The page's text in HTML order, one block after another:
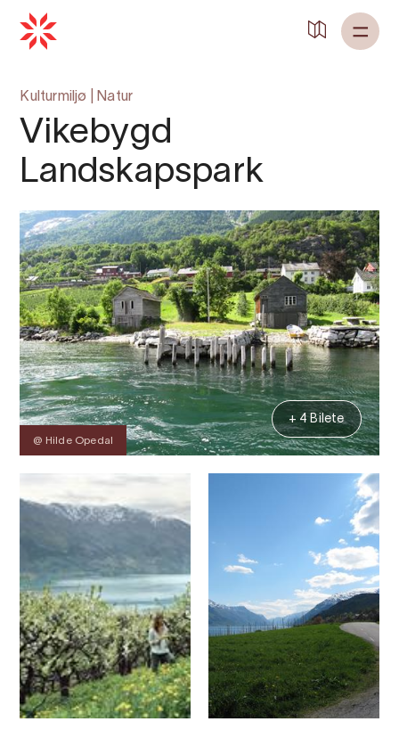
Kulturmiljø Natur
Vikebygd
Landskapspark
@ Hilde Opedal
+ 4 Bilete